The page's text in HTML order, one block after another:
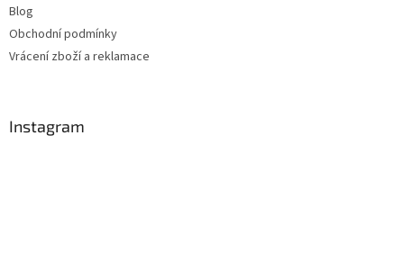
Blog
Obchodní podmínky
Vrácení zboží a reklamace
Instagram